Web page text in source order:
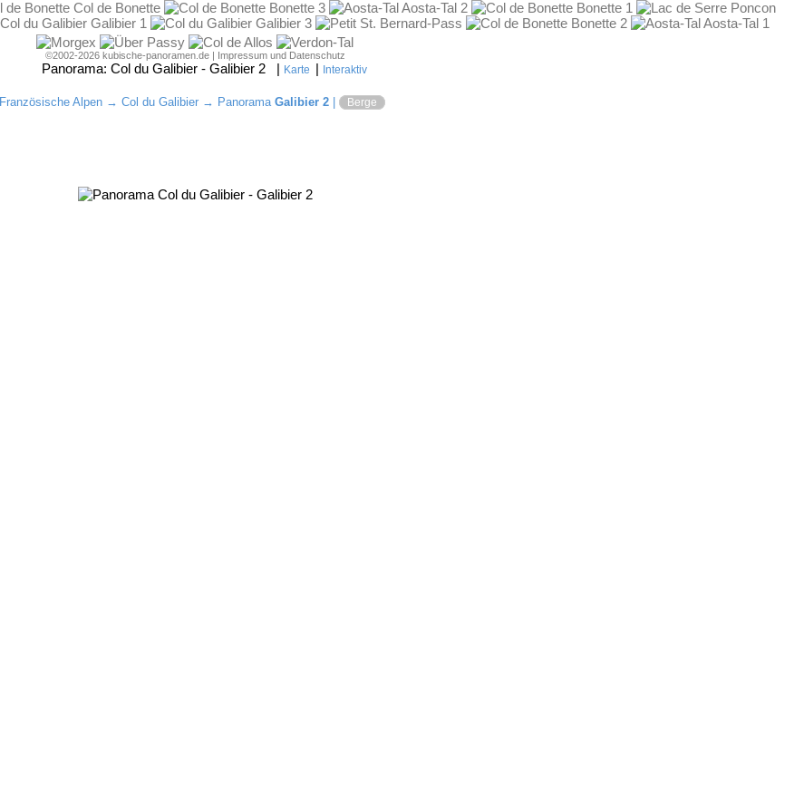
©2002-2026 kubische-panoramen.de | Impressum und Datenschutz
Französische Alpen→ Col du Galibier→ Panorama Galibier 2 Berge
Panorama: Col du Galibier - Galibier 2 | Karte | Interaktiv